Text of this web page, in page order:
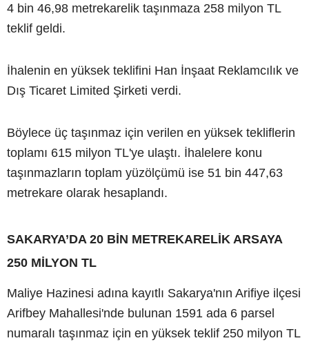
4 bin 46,98 metrekarelik taşınmaza 258 milyon TL
teklif geldi.
İhalenin en yüksek teklifini Han İnşaat Reklamcılık ve
Dış Ticaret Limited Şirketi verdi.
Böylece üç taşınmaz için verilen en yüksek tekliflerin
toplamı 615 milyon TL'ye ulaştı. İhalelere konu
taşınmazların toplam yüzölçümü ise 51 bin 447,63
metrekare olarak hesaplandı.
SAKARYA’DA 20 BİN METREKARELİK ARSAYA
250 MİLYON TL
Maliye Hazinesi adına kayıtlı Sakarya'nın Arifiye ilçesi
Arifbey Mahallesi'nde bulunan 1591 ada 6 parsel
numaralı taşınmaz için en yüksek teklif 250 milyon TL